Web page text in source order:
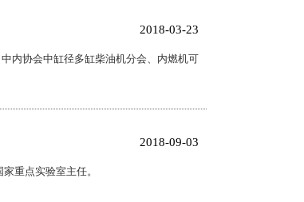
2018-03-23
内协会中缸径多缸柴油机分会、内燃机可
2018-09-03
重点实验室主任。